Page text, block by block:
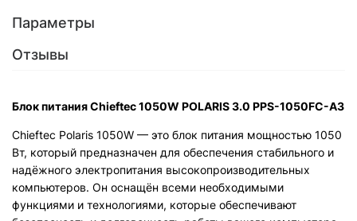
Параметры
Отзывы
Блок питания Chieftec 1050W POLARIS 3.0 PPS-1050FC-A3
Chieftec Polaris 1050W — это блок питания мощностью 1050
Вт, который предназначен для обеспечения стабильного и
надёжного электропитания высокопроизводительных
компьютеров. Он оснащён всеми необходимыми
функциями и технологиями, которые обеспечивают